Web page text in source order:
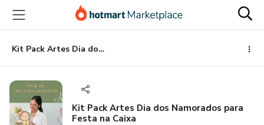
para
conteúdo
principal
para
pagamento
para
rodapé
Kit Pack Artes Dia dos Namorados para Festa na Caixa
Kit Pack Artes Dia dos Namorados para
Festa na Caixa